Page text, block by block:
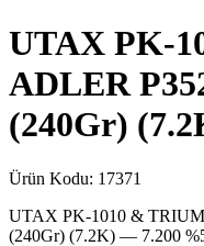
UTAX PK-
ADLER
(240Gr)
Ürün Kodu: 17371
UTAX PK-1010 &
(240Gr) (7.2K) — 7.200